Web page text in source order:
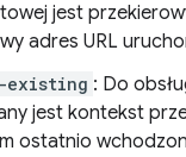
jest
adres URL
existing : Do
jest kontekst
ostatnio